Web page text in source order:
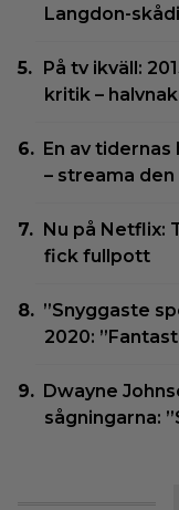
Langdon-
På tv ikväll:
kritik –
En av
– streama den
Nu på Netflix:
fick fullpott
”Snyggaste
2020:
Dwayne
sågningarna: